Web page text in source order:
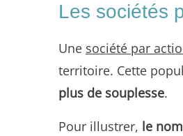
Les sociétés
Une société par
territoire. Cette
plus de souplesse.
Pour illustrer, le